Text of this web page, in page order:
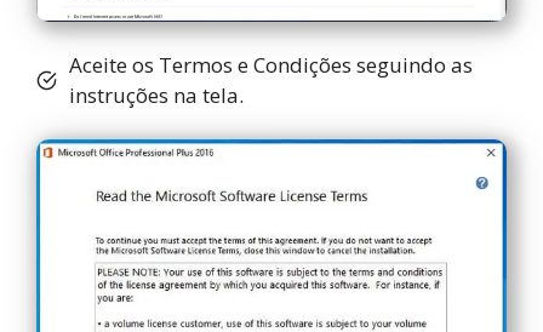
Aceite os Termos e Condições seguindo as
instruções na tela.